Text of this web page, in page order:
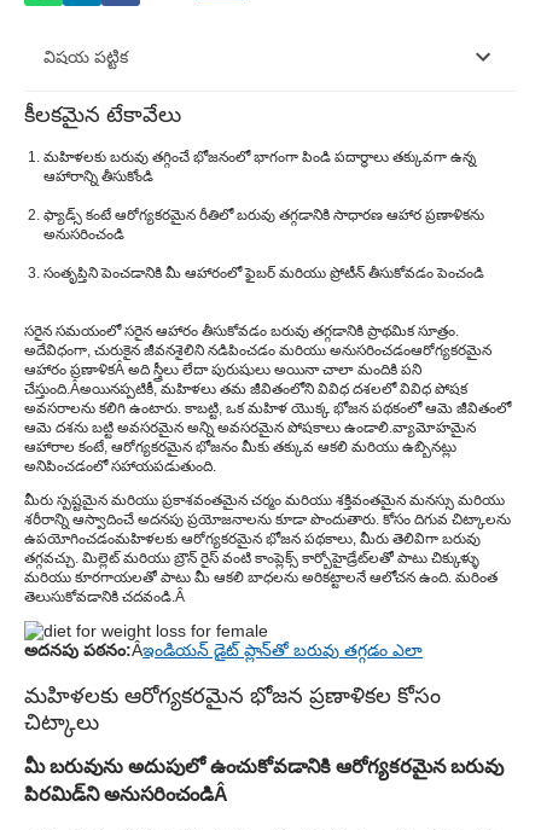
విషయ పట్టిక
ఆడవారికి బరువు తగ్గడానికి డైట్ ప్లాన్
ఆడవారికి బరువు తగ్గించే ఆహారాలు
స్త్రీల కోసం 7-రోజుల ఇండియన్ ఫ్యాట్ లాస్ డైట్ ప్లాన్
కీలకమైన టేకావేలు
మహిళలకు బరువు తగ్గించే భోజనంలో భాగంగా పిండి పదార్థాలు తక్కువగా ఉన్న
ఆహారాన్ని తీసుకోండి
ఫ్యాడ్స్ కంటే ఆరోగ్యకరమైన రీతిలో బరువు తగ్గడానికి సాధారణ ఆహార ప్రణాళికను
అనుసరించండి
సంతృప్తిని పెంచడానికి మీ ఆహారంలో ఫైబర్ మరియు ప్రోటీన్ తీసుకోవడం పెంచండి
సరైన సమయంలో సరైన ఆహారం తీసుకోవడం బరువు తగ్గడానికి ప్రాథమిక సూత్రం.
అదేవిధంగా, చురుకైన జీవనశైలిని నడిపించడం మరియు అనుసరించడంఆరోగ్యకరమైన
ఆహారం ప్రణాళికÂ అది స్త్రీలు లేదా పురుషులు అయినా చాలా మందికి పని
చేస్తుంది.Âఅయినప్పటికీ, మహిళలు తమ జీవితంలోని వివిధ దశలలో వివిధ పోషక
అవసరాలను కలిగి ఉంటారు. కాబట్టి, ఒక మహిళ యొక్క భోజన పథకంలో ఆమె జీవితంలో
ఆమె దశను బట్టి అవసరమైన అన్ని అవసరమైన పోషకాలు ఉండాలి.వ్యామోహమైన
ఆహారాల కంటే, ఆరోగ్యకరమైన భోజనం మీకు తక్కువ ఆకలి మరియు ఉబ్బినట్లు
అనిపించడంలో సహాయపడుతుంది.
మీరు స్పష్టమైన మరియు ప్రకాశవంతమైన చర్మం మరియు శక్తివంతమైన మనస్సు మరియు
శరీరాన్ని ఆస్వాదించే అదనపు ప్రయోజనాలను కూడా పొందుతారు. కోసం దిగువ చిట్కాలను
ఉపయోగించడంమహిళలకు ఆరోగ్యకరమైన భోజన పథకాలు, మీరు తెలివిగా బరువు
తగ్గవచ్చు. మిల్లెట్ మరియు బ్రౌన్ రైస్ వంటి కాంప్లెక్స్ కార్బోహైడ్రేట్‌లతో పాటు చిక్కుళ్ళు
మరియు కూరగాయలతో పాటు మీ ఆకలి బాధలను అరికట్టాలనే ఆలోచన ఉంది. మరింత
తెలుసుకోవడానికి చదవండి.Â
అదనపు పఠనం:Âఇండియన్ డైట్ ప్లాన్‌తో బరువు తగ్గడం ఎలా
మహిళలకు ఆరోగ్యకరమైన భోజన ప్రణాళికల కోసం
చిట్కాలు
మీ బరువును అదుపులో ఉంచుకోవడానికి ఆరోగ్యకరమైన బరువు
పిరమిడ్‌ని అనుసరించండిÂ